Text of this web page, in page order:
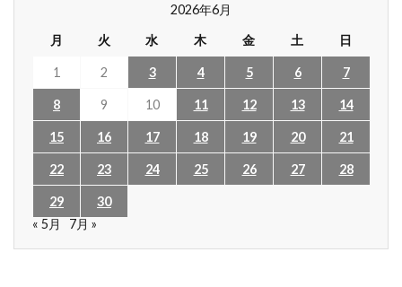
2026年6月
月
火 水 木 金 土 日
1 2 3 4 5 6 7
8 9 10 11 12 13 14
15 16 17 18 19 20 21
22 23 24 25 26 27 28
29
30
« 5月
7月 »